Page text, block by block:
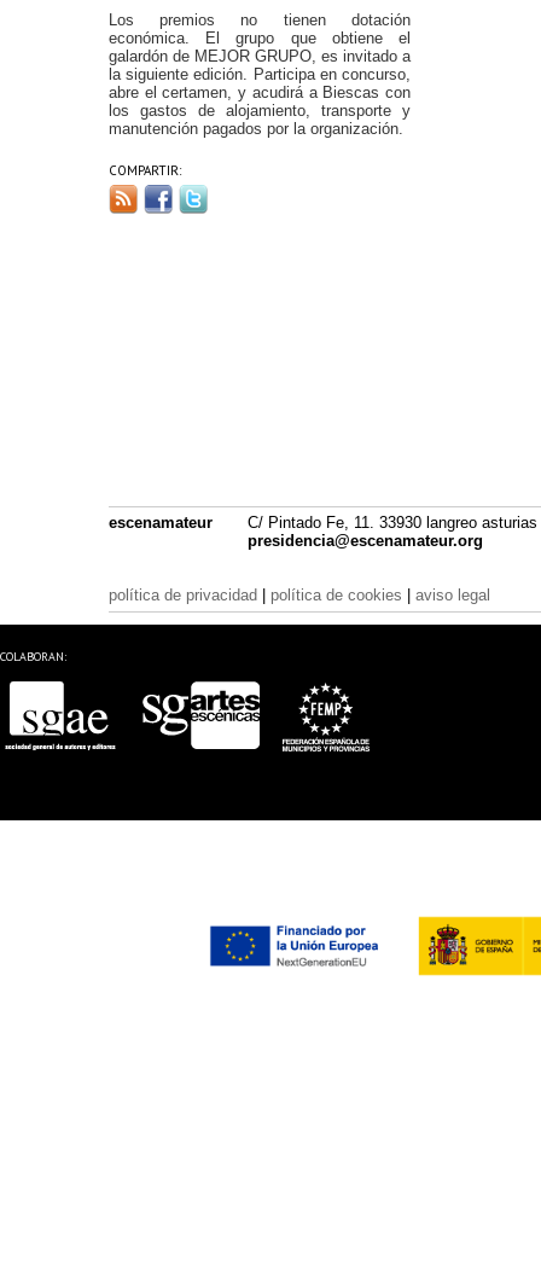
Los premios no tienen dotación
económica. El grupo que obtiene el
galardón de MEJOR GRUPO, es invitado a
la siguiente edición. Participa en concurso,
abre el certamen, y acudirá a Biescas con
los gastos de alojamiento, transporte y
manutención pagados por la organización.
COMPARTIR:
escenamateur
C/ Pintado Fe, 11. 33930 langreo asturias
presidencia@escenamateur.org
política de privacidad política de cookies aviso legal
COLABORAN: